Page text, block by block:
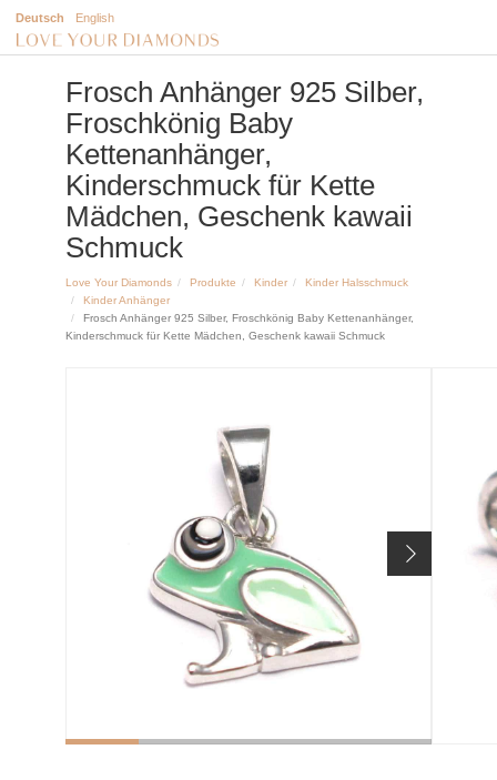
Deutsch English
Frosch Anhänger 925 Silber,
Froschkönig Baby
Kettenanhänger,
Kinderschmuck für Kette
Mädchen, Geschenk kawaii
Schmuck
Love Your Diamonds Produkte Kinder
Kinder Halsschmuck
Kinder Anhänger
Frosch Anhänger 925 Silber, Froschkönig Baby Kettenanhänger,
Kinderschmuck für Kette Mädchen, Geschenk kawaii Schmuck